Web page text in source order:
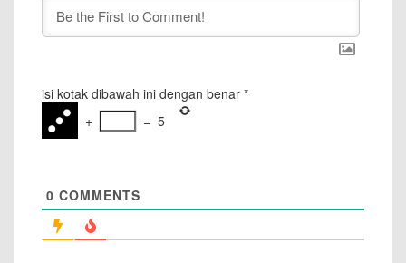
isi kotak dibawah ini dengan benar *
+
= 5
0 COMMENTS